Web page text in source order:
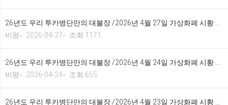
비평
2026-04-27 조회 1171
비평
2026-04-24 조회 655